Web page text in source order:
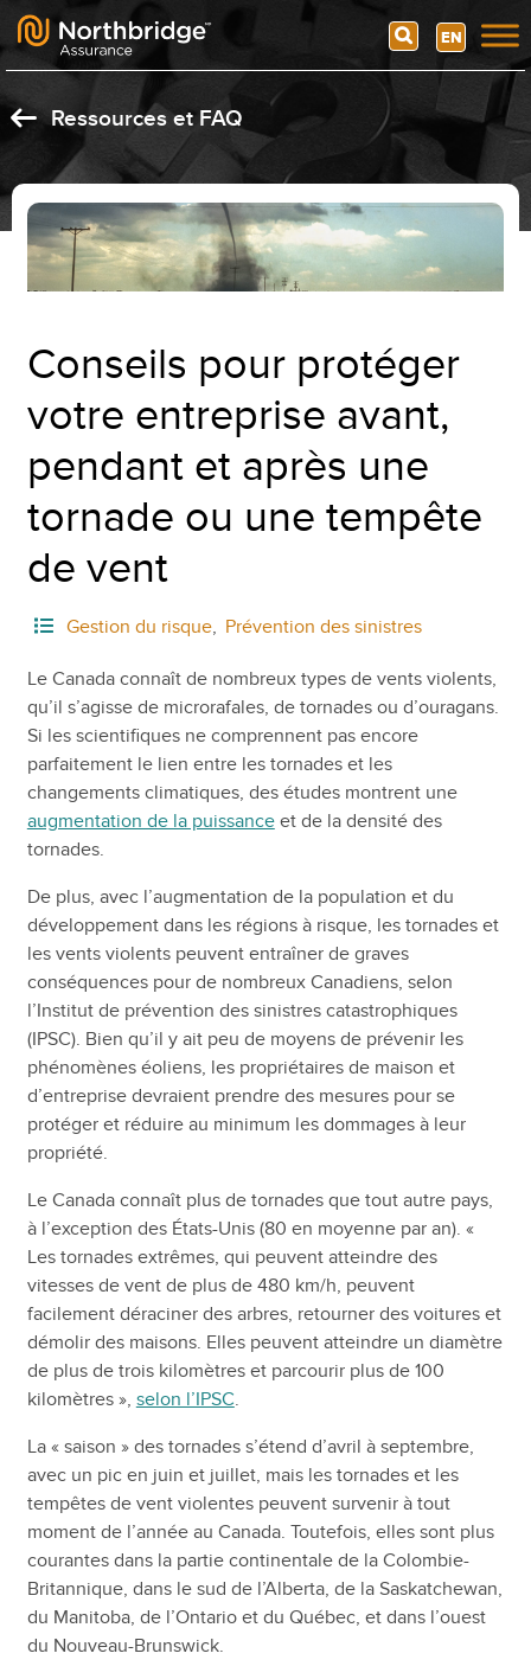
Skip to content
Search EN
Ressources et FAQ
Conseils pour protéger
votre entreprise avant,
pendant et après une
tornade ou une tempête
de vent
Gestion du risque, Prévention des sinistres
Le Canada connaît de nombreux types de vents violents,
qu’il s’agisse de microrafales, de tornades ou d’ouragans.
Si les scientifiques ne comprennent pas encore
parfaitement le lien entre les tornades et les
changements climatiques, des études montrent une
augmentation de la puissanceet de la densité des
tornades.
De plus, avec l’augmentation de la population et du
développement dans les régions à risque, les tornades et
les vents violents peuvent entraîner de graves
conséquences pour de nombreux Canadiens, selon
l’Institut de prévention des sinistres catastrophiques
(IPSC). Bien qu’il y ait peu de moyens de prévenir les
phénomènes éoliens, les propriétaires de maison et
d’entreprise devraient prendre des mesures pour se
protéger et réduire au minimum les dommages à leur
propriété.
Le Canada connaît plus de tornades que tout autre pays,
à l’exception des États-Unis (80 en moyenne par an). «
Les tornades extrêmes, qui peuvent atteindre des
vitesses de vent de plus de 480 km/h, peuvent
facilement déraciner des arbres, retourner des voitures et
démolir des maisons. Elles peuvent atteindre un diamètre
de plus de trois kilomètres et parcourir plus de 100
kilomètres », selon l’IPSC.
La « saison » des tornades s’étend d’avril à septembre,
avec un pic en juin et juillet, mais les tornades et les
tempêtes de vent violentes peuvent survenir à tout
moment de l’année au Canada. Toutefois, elles sont plus
courantes dans la partie continentale de la Colombie-
Britannique, dans le sud de l’Alberta, de la Saskatchewan,
du Manitoba, de l’Ontario et du Québec, et dans l’ouest
du Nouveau-Brunswick.